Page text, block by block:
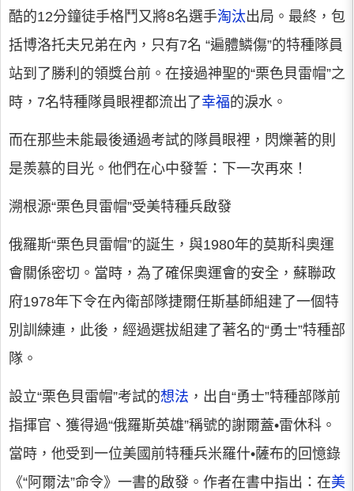
酷的12分鐘徒手格鬥又將8名選手淘汰出局。最終，包
括博洛托夫兄弟在內，只有7名 “遍體鱗傷”的特種隊員
站到了勝利的領獎台前。在接過神聖的“栗色貝雷帽”之
時，7名特種隊員眼裡都流出了幸福的淚水。
而在那些未能最後通過考試的隊員眼裡，閃爍著的則
是羨慕的目光。他們在心中發誓：下一次再來！
溯根源“栗色貝雷帽”受美特種兵啟發
俄羅斯“栗色貝雷帽”的誕生，與1980年的莫斯科奧運
會關係密切。當時，為了確保奧運會的安全，蘇聯政
府1978年下令在內衛部隊捷爾任斯基師組建了一個特
別訓練連，此後，經過選拔組建了著名的“勇士”特種部
隊。
設立“栗色貝雷帽”考試的想法 ，出自“勇士”特種部隊前
指揮官、獲得過“俄羅斯英雄”稱號的謝爾蓋•雷休科。
當時，他受到一位美國前特種兵米羅什•薩布的回憶錄
《“阿爾法”命令》一書的啟發。作者在書中指出：在美